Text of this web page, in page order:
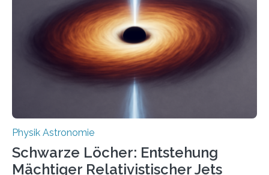
Wissenschaftsjournal Science Advances veröffentlichte
die Herleitung. (DOI: 10.1126/sciadv.adw8462)
Verbrennungsmotoren oder Dampfturbinen sind
Wärmekraftmaschinen: Sie wandeln thermische
Energie in mechanische Bewegung um – oder anders
ausgedrückt, Wärme in Bewegung. In
quantenmechanischen Experimenten ist es in den…
Physik Astronomie
Schwarze Löcher: Entstehung
Mächtiger Relativistischer Jets